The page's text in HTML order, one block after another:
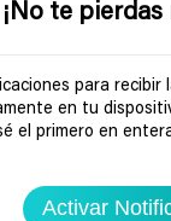
¡No te pierdas
para recibir
en tu
el primero en
Activar
Polaroid Pld 1016/s/
Hace 3 años
57€